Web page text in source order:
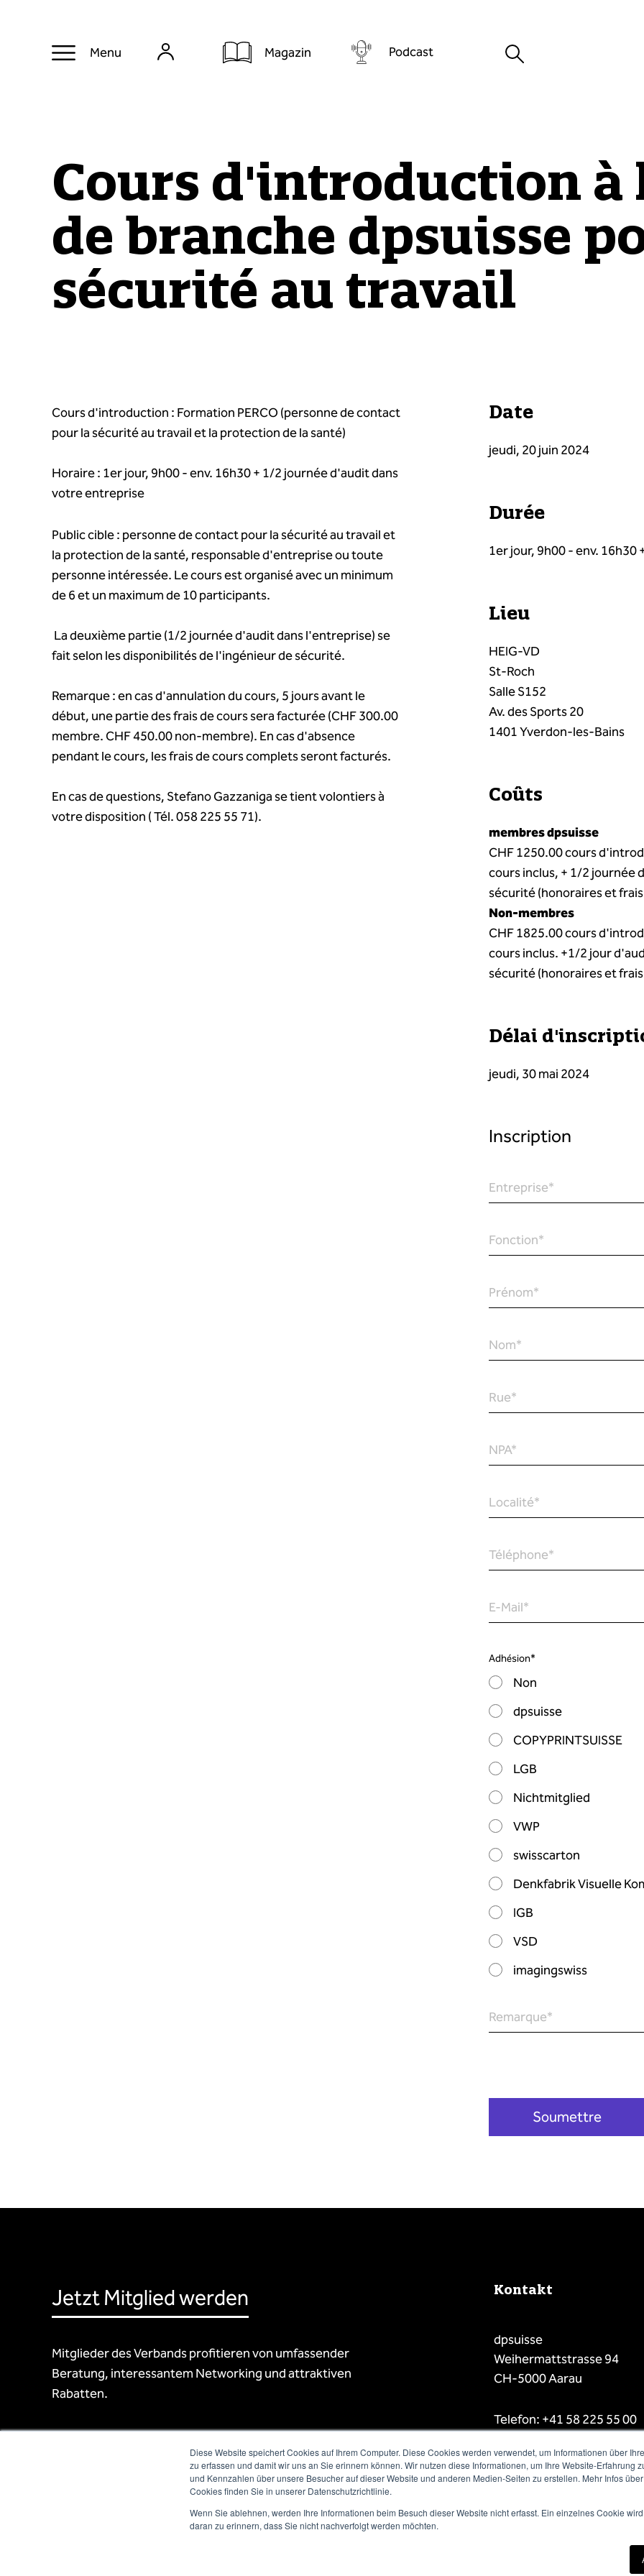
Diese Website speichert Cookies auf Ihrem Computer. Diese Cookies werden verwendet, um Informationen über
zu erfassen und damit wir uns an Sie erinnern können. Wir nutzen diese Informationen, um Ihre Website-Erfahrung
und Kennzahlen über unsere Besucher auf dieser Website und anderen Medien-Seiten zu erstellen. Mehr Infos
Cookies finden Sie in unserer Datenschutzrichtlinie.
Wenn Sie ablehnen, werden Ihre Informationen beim Besuch dieser Website nicht erfasst. Ein einzelnes Cookie
daran zu erinnern, dass Sie nicht nachverfolgt werden möchten.
Menu Magazin Podcast
Cours d'introduction
de branche dpsuisse
sécurité au travail
Cours d'introduction : Formation PERCO (personne de contact
pour la sécurité au travail et la protection de la santé)
Horaire : 1er jour, 9h00 - env. 16h30 + 1/2 journée d'audit dans
votre entreprise
Public cible : personne de contact pour la sécurité au travail et
la protection de la santé, responsable d'entreprise ou toute
personne intéressée. Le cours est organisé avec un minimum
de 6 et un maximum de 10 participants.
La deuxième partie (1/2 journée d'audit dans l'entreprise) se
fait selon les disponibilités de l'ingénieur de sécurité.
Remarque : en cas d'annulation du cours, 5 jours avant le
début, une partie des frais de cours sera facturée (CHF 300.00
membre. CHF 450.00 non-membre). En cas d'absence
pendant le cours, les frais de cours complets seront facturés.
En cas de questions, Stefano Gazzaniga se tient volontiers à
votre disposition ( Tél. 058 225 55 71).
Date
jeudi, 20 juin 2024
Durée
1er jour, 9h00 - env.
Lieu
HEIG-VD
St-Roch
Salle S152
Av. des Sports 20
1401 Yverdon-les-Bains
Coûts
membres dpsuisse
CHF 1250.00 cours
cours inclus, + 1/2 journée
sécurité (honoraires et
Non-membres
CHF 1825.00 cours
cours inclus. +1/2 jour
sécurité (honoraires et
Délai
jeudi, 30 mai 2024
Inscription
Entreprise*
Fonction*
Prénom*
Nom*
Rue*
NPA*
Localité*
Téléphone*
E-Mail*
Adhésion*
Non
dpsuisse
COPYPRINTSUISSE
LGB
Nichtmitglied
VWP
swisscarton
Denkfabrik Visuelle
IGB
VSD
imagingswiss
Remarque*
Jetzt Mitglied werden
Mitglieder des Verbands profitieren von umfassender
Beratung, interessantem Networking und attraktiven
Rabatten.
Kontakt
dpsuisse
Weihermattstrasse 94
CH-5000 Aarau
Telefon: +41 58 225 55 00